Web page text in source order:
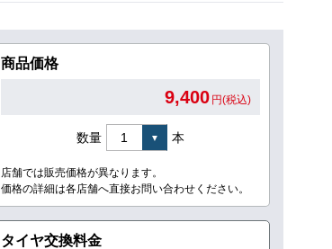
商品価格
9,400 円(税込)
数量 本
店舗では販売価格が異なります。
価格の詳細は各店舗へ直接お問い合わせください。
タイヤ交換料金